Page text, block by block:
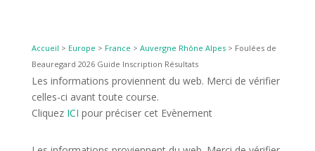
Accueil > Europe > France > Auvergne Rhône Alpes> Foulées de
Beauregard 2026 Guide Inscription Résultats
Les informations proviennent du web. Merci de vérifier
celles-ci avant toute course.
Cliquez ICI pour préciser cet Evènement